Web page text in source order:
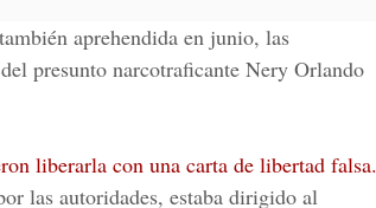
también aprehendida en junio, las
presunto narcotraficante Nery Orlando
liberarla con una carta de libertad falsa.
las autoridades, estaba dirigido al